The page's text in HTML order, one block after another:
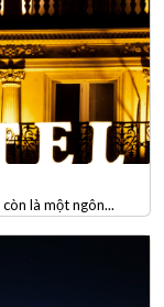
là một ngôn...